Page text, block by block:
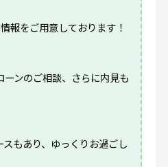
報をご用意しております！
ンのご相談、さらに内見も
もあり、ゆっくりお過ごし